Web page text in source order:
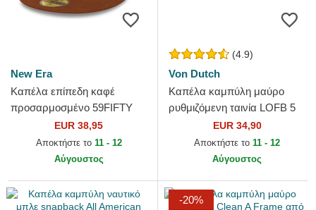
New Era
Καπέλα επίπεδη καφέ
προσαρμοσμένο 59FIFTY
League Essential από New
York Yankees MLB από New
EUR 38,95
Αποκτήστε το 11 - 12
Αύγουστος
(4.9)
Von Dutch
Καπέλα καμπύλη μαύρο
ρυθμιζόμενη ταινία LOFB 5
από Von DutchEUR 34,90
Αποκτήστε το 11 - 12
Αύγουστος
-20%